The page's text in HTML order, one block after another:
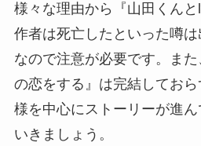
様々な理由から『山田くん
作者は死亡したといった噂
なので注意が必要です。ま
の恋をする』は完結してお
様を中心にストーリーが進
いきましょう。